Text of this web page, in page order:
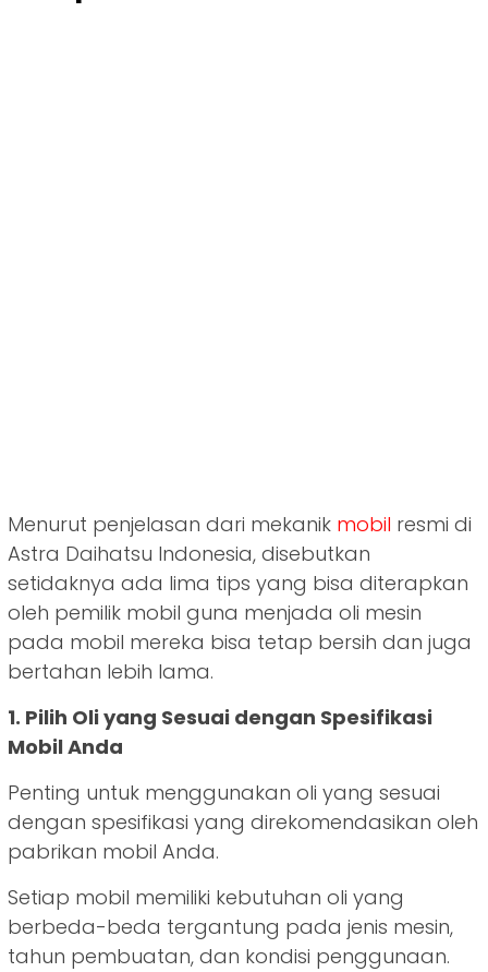
Menurut penjelasan dari mekanik mobil resmi di
Astra Daihatsu Indonesia, disebutkan
setidaknya ada lima tips yang bisa diterapkan
oleh pemilik mobil guna menjada oli mesin
pada mobil mereka bisa tetap bersih dan juga
bertahan lebih lama.
1. Pilih Oli yang Sesuai dengan Spesifikasi
Mobil Anda
Penting untuk menggunakan oli yang sesuai
dengan spesifikasi yang direkomendasikan oleh
pabrikan mobil Anda.
Setiap mobil memiliki kebutuhan oli yang
berbeda-beda tergantung pada jenis mesin,
tahun pembuatan, dan kondisi penggunaan.